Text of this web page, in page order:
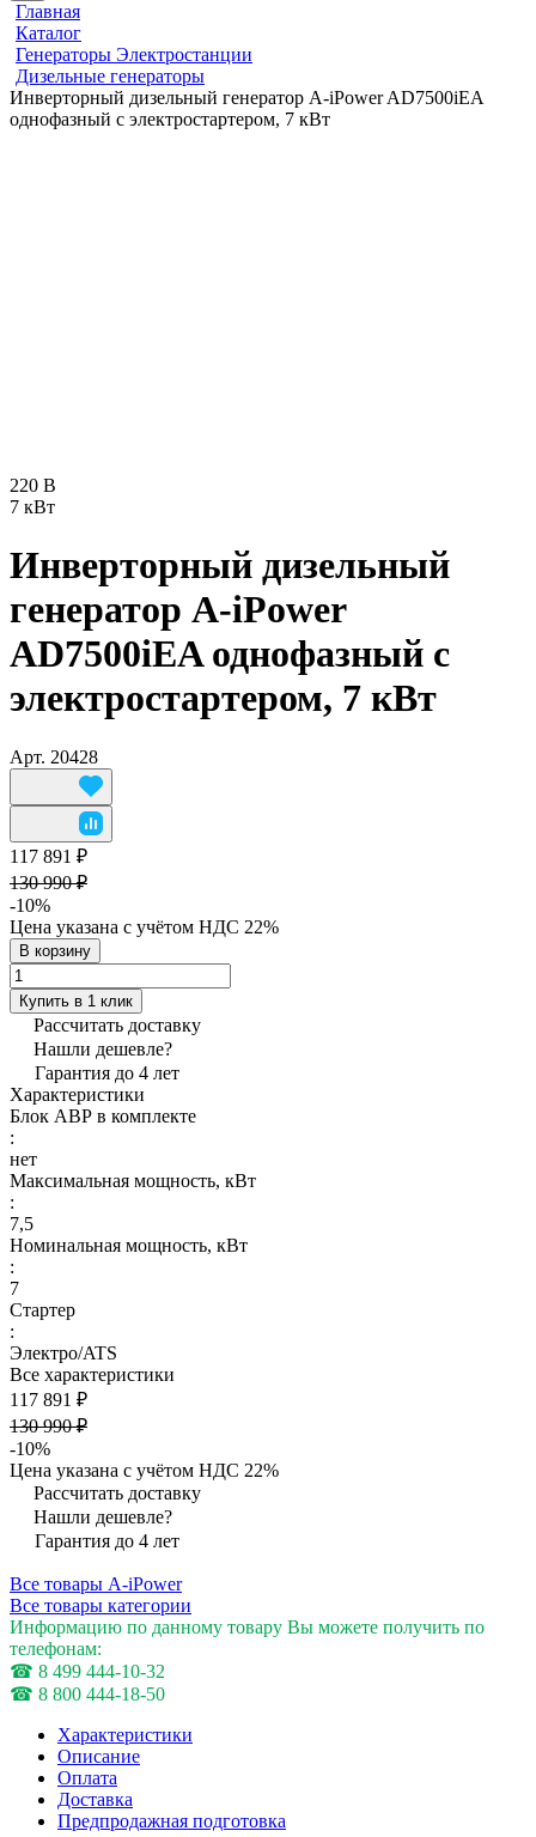
Главная
Каталог
Генераторы Электростанции
Дизельные генераторы
Инверторный дизельный генератор A-iPower AD7500iEA
однофазный с электростартером, 7 кВт
220 В
7 кВт
Инверторный дизельный
генератор A-iPower
AD7500iEA однофазный с
электростартером, 7 кВт
Арт. 20428
117 891 ₽
130 990 ₽
-10%
Цена указана с учётом НДС 22%
В корзину
Купить в 1 клик
Рассчитать доставку
Нашли дешевле?
Гарантия до 4 лет
Характеристики
Блок АВР в комплекте
:
нет
Максимальная мощность, кВт
:
7,5
Номинальная мощность, кВт
:
7
Стартер
:
Электро/ATS
Все характеристики
117 891 ₽
130 990 ₽
-10%
Цена указана с учётом НДС 22%
Рассчитать доставку
Нашли дешевле?
Гарантия до 4 лет
Все товары A-iPower
Все товары категории
Информацию по данному товару Вы можете получить по
телефонам:
☎ 8 499 444-10-32
☎ 8 800 444-18-50
Характеристики
Описание
Оплата
Доставка
Предпродажная подготовка